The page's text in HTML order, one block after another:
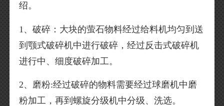
绍。
1、破碎：大块的萤石物料经过给料机均匀到送
到颚式破碎机中进行破碎，经过反击式破碎机
进行中、细度破碎加工。
2、磨粉:经过破碎的物料需要经过球磨机中磨
粉加工，再到螺旋分级机中分级、洗选。